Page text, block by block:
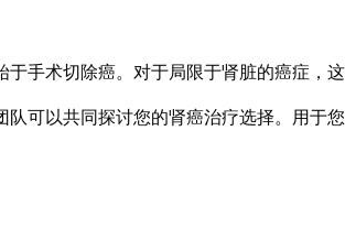
于手术切除癌。对于局限于肾脏的癌症，
队可以共同探讨您的肾癌治疗选择。用于